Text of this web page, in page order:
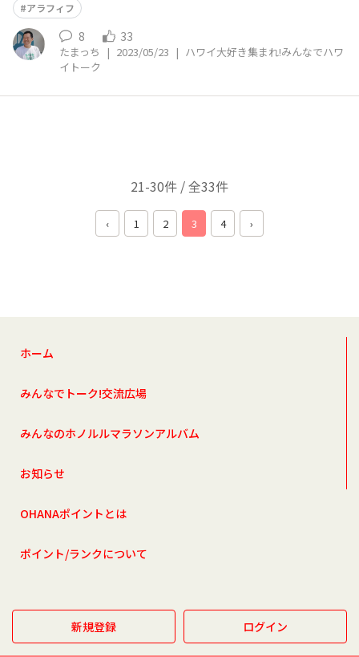
アラフィフ
8 33
たまっち | 2023/05/23 | ハワイ大好き集まれ!みんなでハワ
イトーク
21-30件 / 全33件
‹ 1 2 3 4 ›
ホーム
みんなでトーク!交流広場
みんなのホノルルマラソンアルバム
お知らせ
OHANAポイントとは
ポイント/ランクについて
新規登録 ログイン